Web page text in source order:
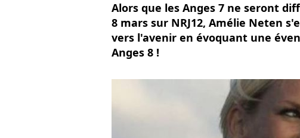
Alors que les Anges 7 ne seront
8 mars sur NRJ12, Amélie Neten
vers l'avenir en évoquant une
Anges 8 !